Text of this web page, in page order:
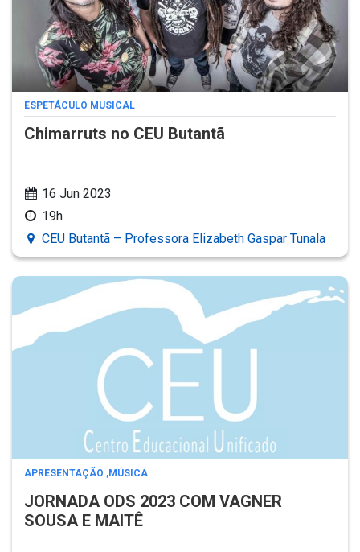
ESPETÁCULO MUSICAL
Chimarruts no CEU Butantã
16 Jun 2023
19h
CEU Butantã – Professora Elizabeth Gaspar Tunala
APRESENTAÇÃO ,MÚSICA
JORNADA ODS 2023 COM VAGNER
SOUSA E MAITÊ